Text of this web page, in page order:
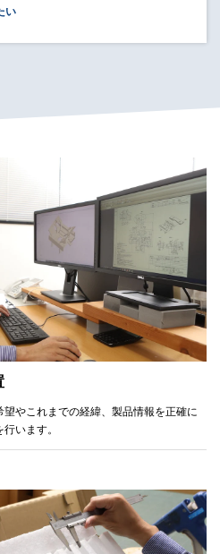
い
やこれまでの経緯、製品情報を正確に
います。